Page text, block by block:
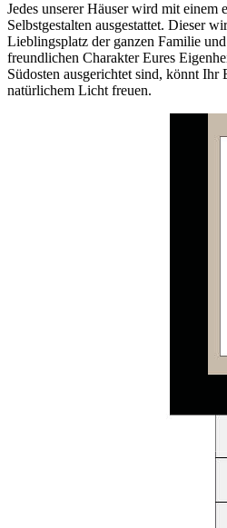
Jedes unserer Häuser wird mit einem
Selbstgestalten ausgestattet. Dieser
Lieblingsplatz der ganzen Familie
freundlichen Charakter Eures
Südosten ausgerichtet sind, könnt Ihr
natürlichem Licht freuen.